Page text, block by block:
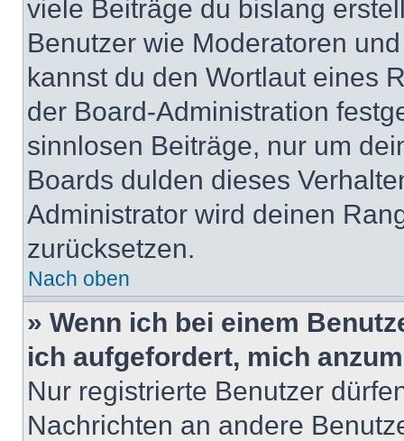
viele Beiträge du bislang
Benutzer wie Moderatoren
kannst du den Wortlaut eines
der Board-Administration
sinnlosen Beiträge, nur um
Boards dulden dieses
Administrator wird deinen
zurücksetzen.
Nach oben
» Wenn ich bei einem
ich aufgefordert, mich
Nur registrierte Benutzer
Nachrichten an andere